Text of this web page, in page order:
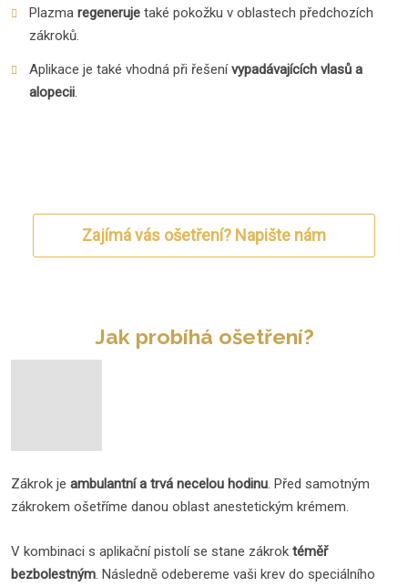
Plazmaregenerujetaké pokožku v oblastech předchozích
zákroků.
Aplikace je také vhodná při řešenívypadávajících vlasů a
alopecii.
Zajímá vás ošetření? Napište nám
Jak probíhá ošetření?
Zákrok je ambulantní a trvá necelou hodinu. Před samotným
zákrokem ošetříme danou oblast anestetickým krémem.
V kombinaci s aplikační pistolí se stane zákrok téměř
bezbolestným. Následně odebereme vaši krev do speciálního